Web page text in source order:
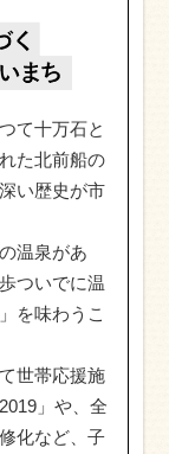
て十万石と
た北前船の
い歴史が市
温泉があ
ついでに温
を味わうこ
世帯応援施
」や、全
化など、子